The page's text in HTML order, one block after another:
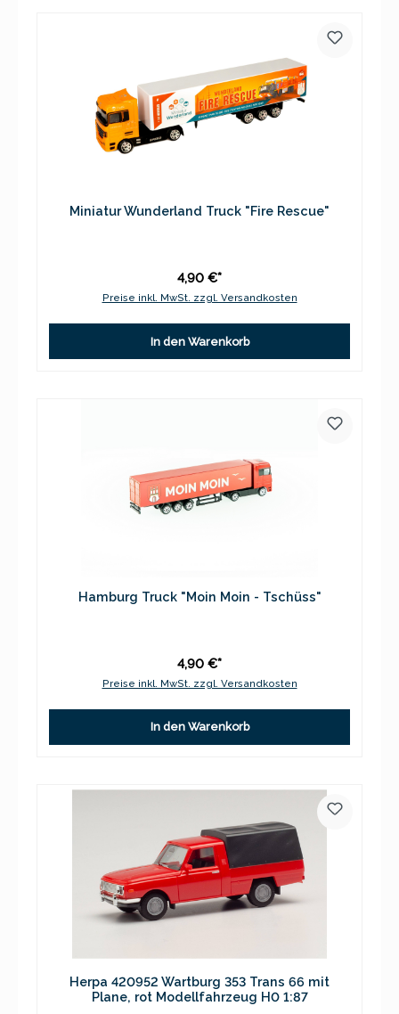
Miniatur Wunderland Truck "Fire Rescue"
4,90 €*
Preise inkl. MwSt. zzgl. Versandkosten
In den Warenkorb
Hamburg Truck "Moin Moin - Tschüss"
4,90 €*
Preise inkl. MwSt. zzgl. Versandkosten
In den Warenkorb
Herpa 420952 Wartburg 353 Trans 66 mit
Plane, rot Modellfahrzeug H0 1:87